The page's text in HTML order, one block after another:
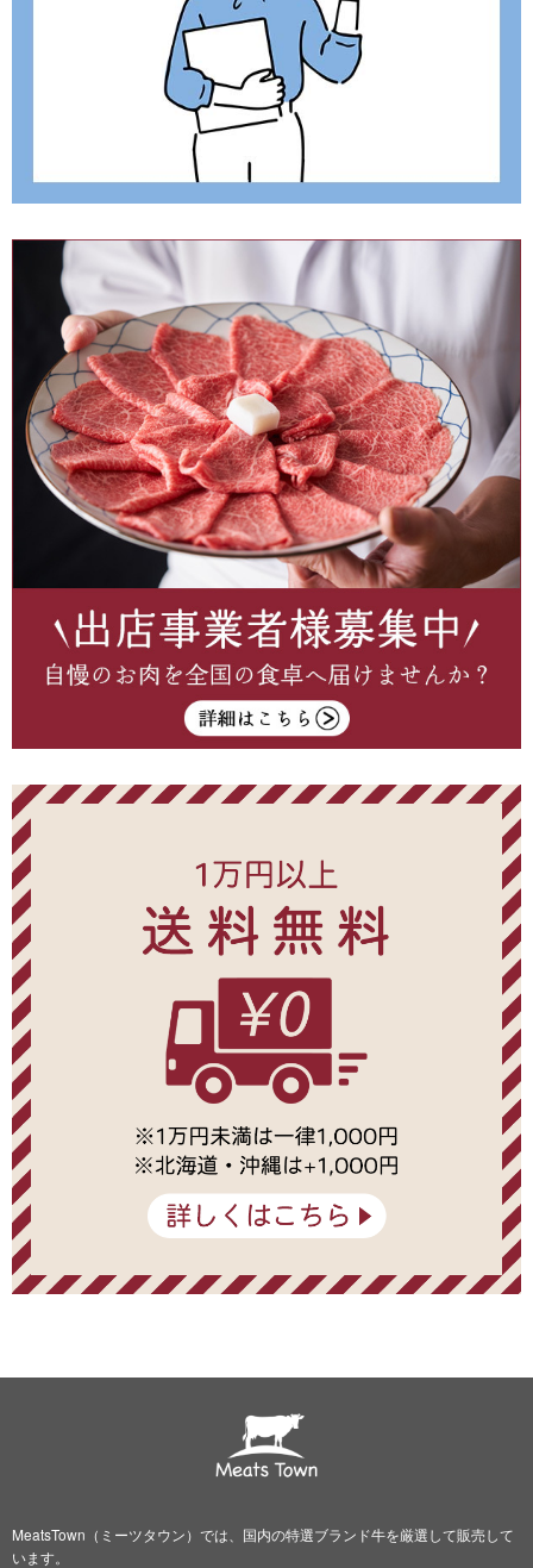
MeatsTown（ミーツタウン）では、国内の特選ブランド牛を厳選して販売して
います。